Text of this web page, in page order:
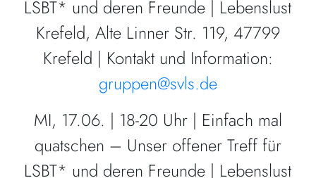
LSBT* und deren Freunde | Lebenslust
Krefeld, Alte Linner Str. 119, 47799
Krefeld | Kontakt und Information:
gruppen@svls.de
MI, 17.06. | 18-20 Uhr | Einfach mal
quatschen – Unser offener Treff für
LSBT* und deren Freunde | Lebenslust